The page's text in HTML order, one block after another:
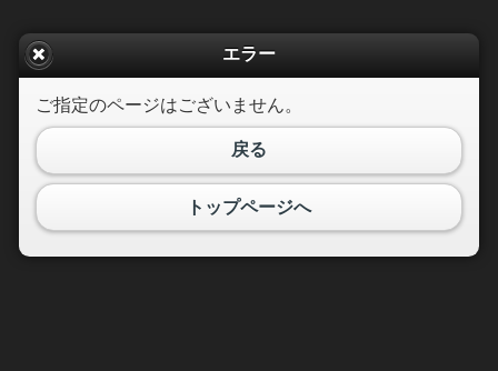
エラー
ご指定のページはございません。
戻る
トップページへ